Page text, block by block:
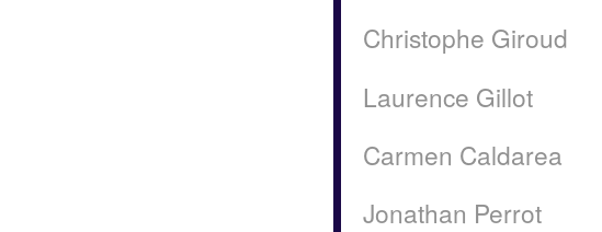
Christophe Giroud
Laurence Gillot
Carmen Caldarea
Jonathan Perrot